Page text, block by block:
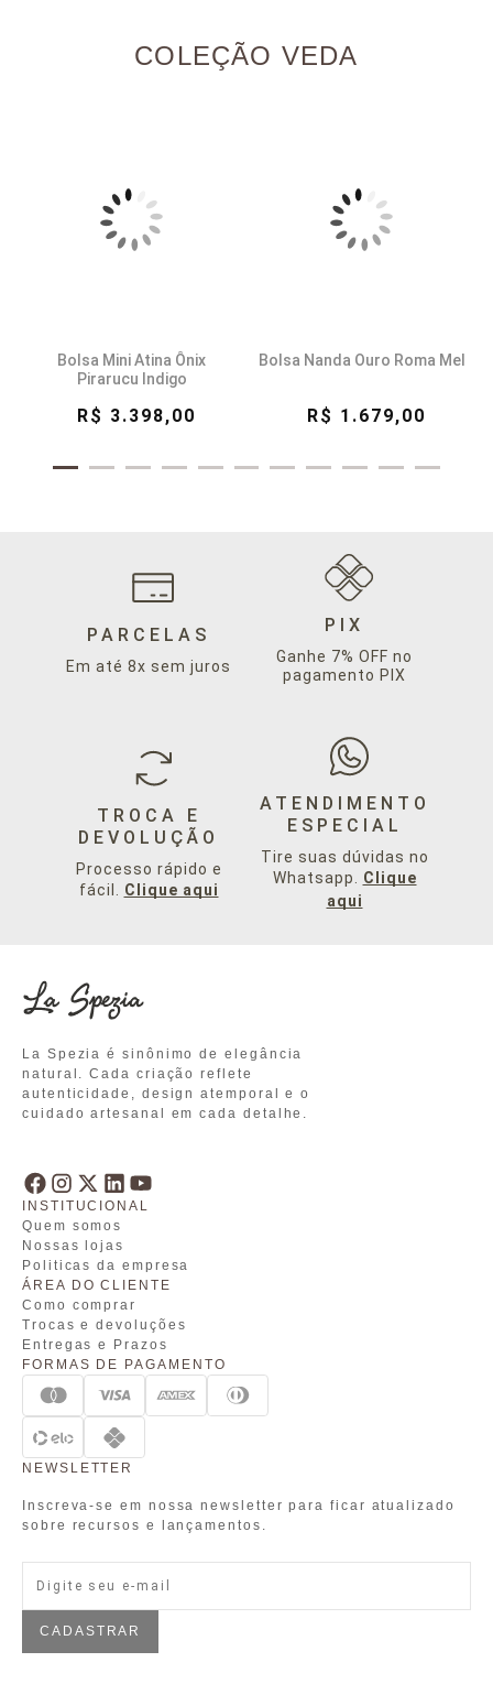
COLEÇÃO VEDA
Bolsa Mini Atina Ônix
Pirarucu Indigo
R$ 3.398,00
Bolsa Nanda Ouro Roma Mel
R$ 1.679,00
PARCELAS
Em até 8x sem juros
PIX
Ganhe 7% OFF no
pagamento PIX
TROCA E
DEVOLUÇÃO
Processo rápido e
fácil. Clique aqui
ATENDIMENTO
ESPECIAL
Tire suas dúvidas no
Whatsapp. Clique
aqui
La Spezia é sinônimo de elegância
natural. Cada criação reflete
autenticidade, design atemporal e o
cuidado artesanal em cada detalhe.
INSTITUCIONAL
Quem somos
Nossas lojas
Politicas da empresa
ÁREA DO CLIENTE
Como comprar
Trocas e devoluções
Entregas e Prazos
FORMAS DE PAGAMENTO
NEWSLETTER
Inscreva-se em nossa newsletter para ficar atualizado
sobre recursos e lançamentos.
CADASTRAR